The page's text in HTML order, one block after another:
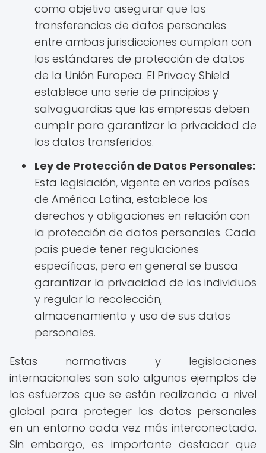
como objetivo asegurar que las
transferencias de datos personales
entre ambas jurisdicciones cumplan con
los estándares de protección de datos
de la Unión Europea. El Privacy Shield
establece una serie de principios y
salvaguardias que las empresas deben
cumplir para garantizar la privacidad de
los datos transferidos.
Ley de Protección de Datos Personales:
Esta legislación, vigente en varios países
de América Latina, establece los
derechos y obligaciones en relación con
la protección de datos personales. Cada
país puede tener regulaciones
específicas, pero en general se busca
garantizar la privacidad de los individuos
y regular la recolección,
almacenamiento y uso de sus datos
personales.
Estas normativas y legislaciones
internacionales son solo algunos ejemplos de
los esfuerzos que se están realizando a nivel
global para proteger los datos personales
en un entorno cada vez más interconectado.
Sin embargo, es importante destacar que